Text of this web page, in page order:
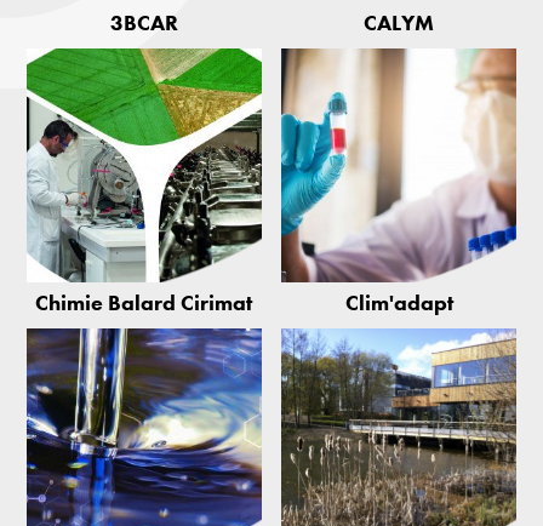
3BCAR CALYM
Chimie Balard Cirimat Clim'adapt